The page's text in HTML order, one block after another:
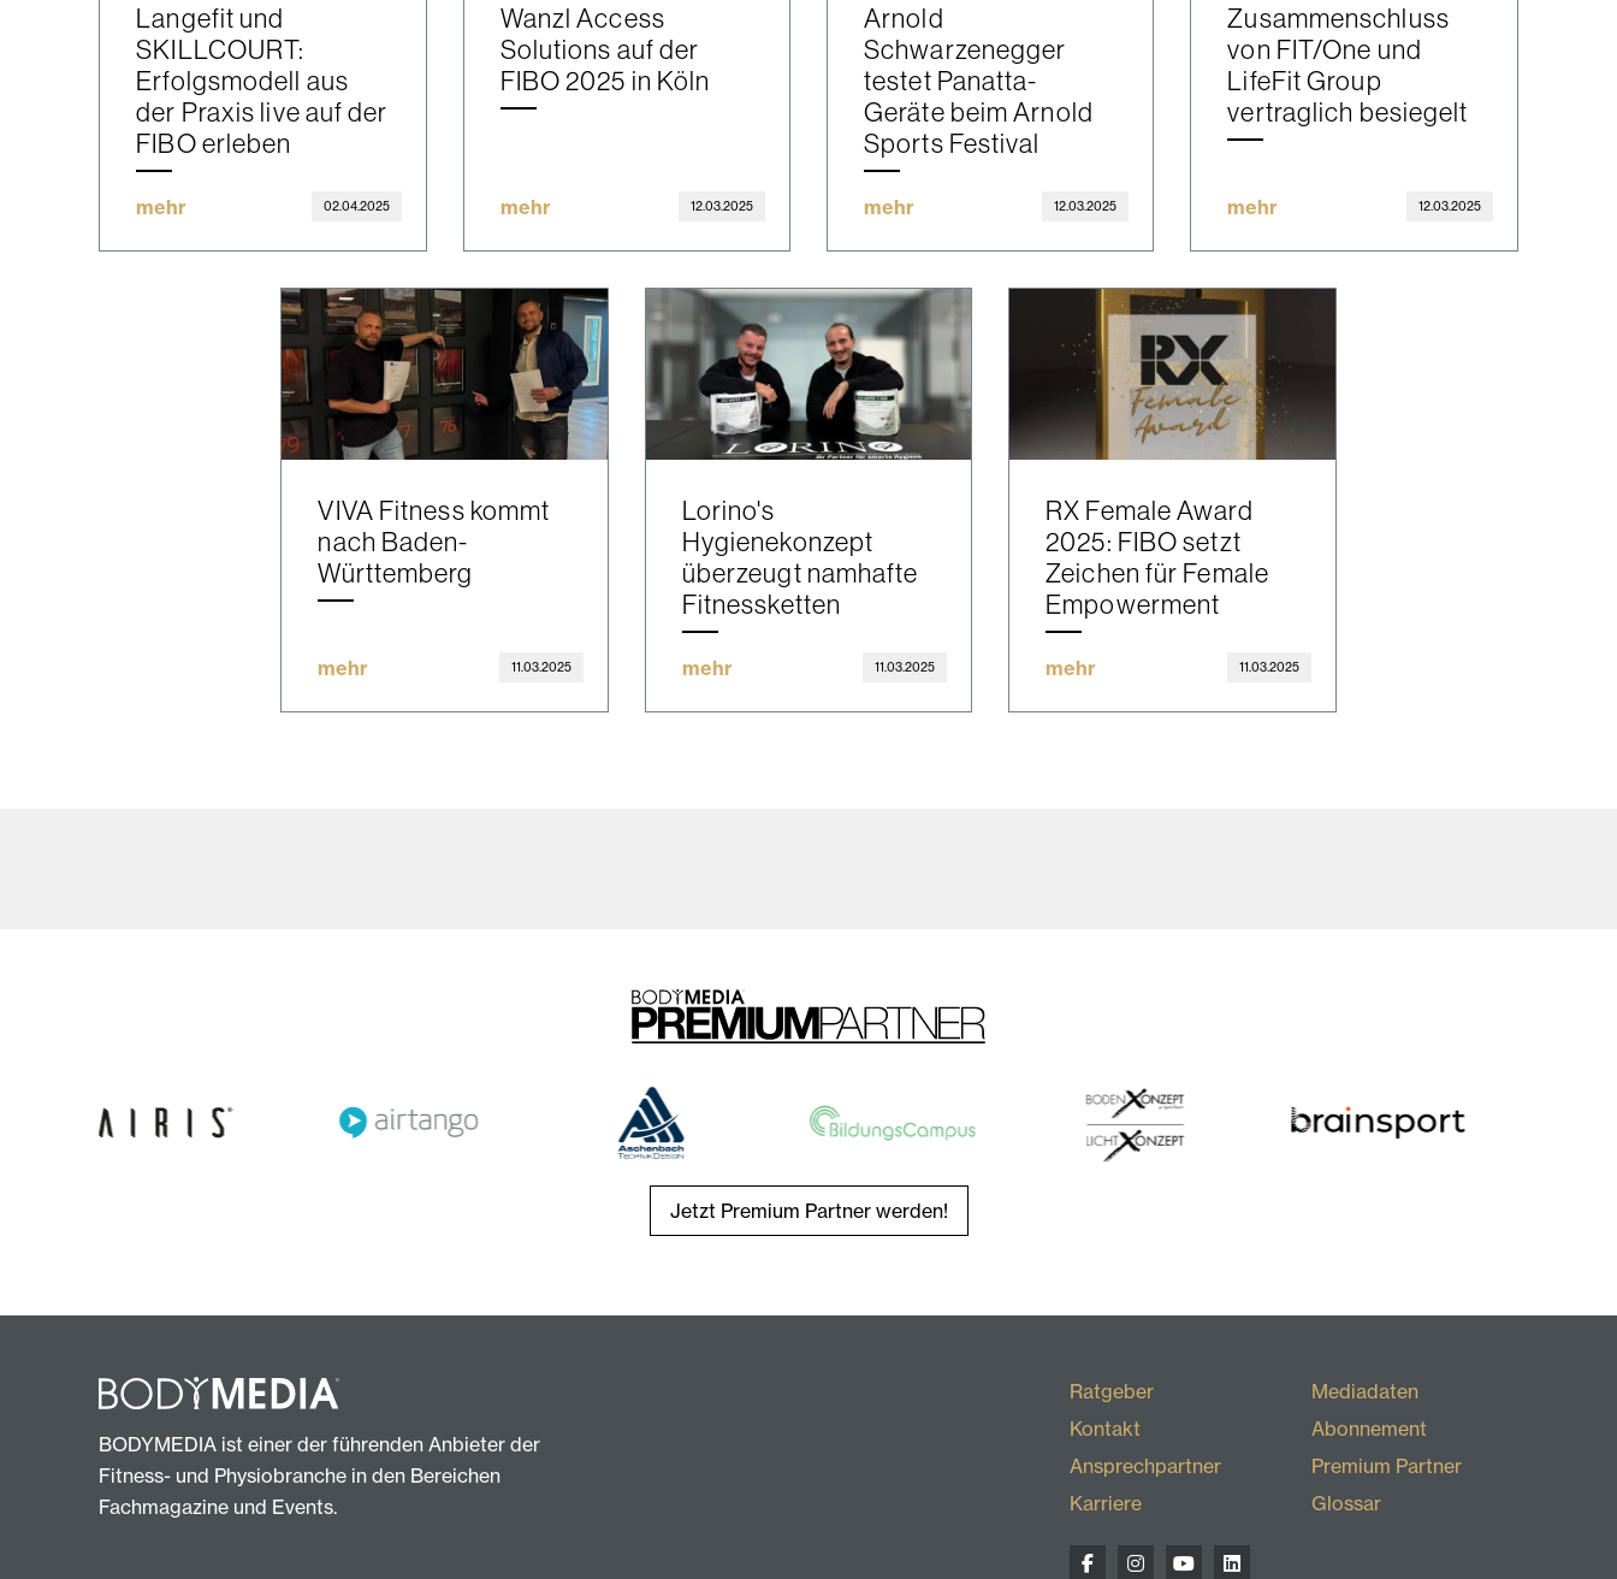
Langefit und
SKILLCOURT:
Erfolgsmodell aus
der Praxis live auf der
FIBO erleben
mehr 02.04.2025
Wanzl Access
Solutions auf der
FIBO 2025 in Köln
mehr 12.03.2025
Arnold
Schwarzenegger
testet Panatta-
Geräte beim Arnold
Sports Festival
mehr 12.03.2025
Zusammenschluss
von FIT/One und
LifeFit Group
vertraglich besiegelt
mehr 12.03.2025
VIVA Fitness kommt
nach Baden-
Württemberg
mehr 11.03.2025
Lorino's
Hygienekonzept
überzeugt namhafte
Fitnessketten
mehr 11.03.2025
RX Female Award
2025: FIBO setzt
Zeichen für Female
Empowerment
mehr 11.03.2025
Jetzt Premium Partner werden!
BODYMEDIA ist einer der führenden Anbieter der
Fitness- und Physiobranche in den Bereichen
Fachmagazine und Events.
Ratgeber
Kontakt
Ansprechpartner
Karriere
Mediadaten
Abonnement
Premium Partner
Glossar